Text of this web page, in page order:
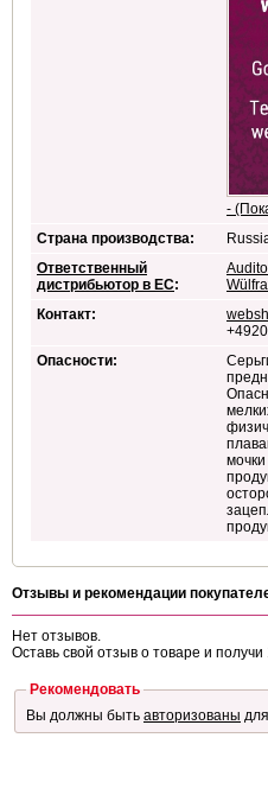
-
Страна производства:
Ответственный
дистрибьютор в ЕС:
Контакт:
Опасности:
Отзывы и рекомендации
Нет отзывов.
Оставь свой отзыв о товаре и получи
Рекомендовать
Вы должны быть авторизованы